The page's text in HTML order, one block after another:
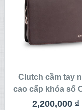
Clutch cầm tay
cao cấp khóa số
2,200,000 ₫